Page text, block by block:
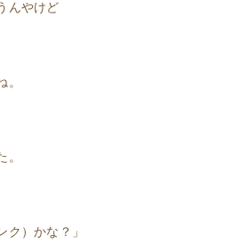
んやけど
。
ク）かな？」